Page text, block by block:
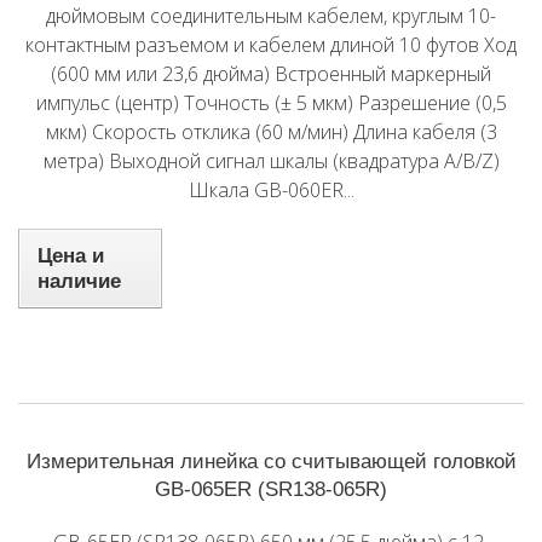
дюймовым соединительным кабелем, круглым 10-
контактным разъемом и кабелем длиной 10 футов Ход
(600 мм или 23,6 дюйма) Встроенный маркерный
импульс (центр) Точность (± 5 мкм) Разрешение (0,5
мкм) Скорость отклика (60 м/мин) Длина кабеля (3
метра) Выходной сигнал шкалы (квадратура A/B/Z)
Шкала GB-060ER...
Цена и
наличие
Измерительная линейка со считывающей головкой
GB-065ER (SR138-065R)